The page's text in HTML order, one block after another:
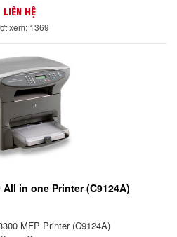
LIÊN HỆ
xem: 1369
in one Printer (C9124A)
MFP Printer (C9124A)